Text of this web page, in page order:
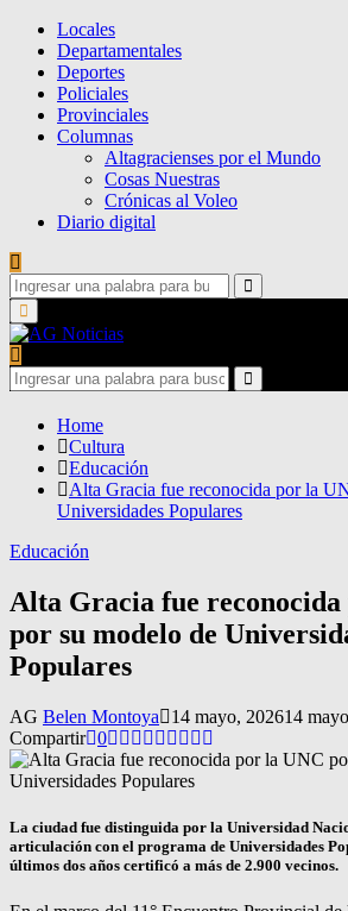
Locales
Departamentales
Deportes
Policiales
Provinciales
Columnas
Altagracienses por el Mundo
Cosas Nuestras
Crónicas al Voleo
Diario digital
Search
for:
Search
Primary
Menu
Search
for:
Search
Home
Cultura
Educación
Alta Gracia fue reconocida por la
Universidades Populares
Educación
Alta Gracia fue
por su modelo de
Populares
AG Belen Montoya 14 mayo, 202614
Compartir 0
La ciudad fue distinguida por la Universidad
articulación con el programa de Universidades
últimos dos años certificó a más de 2.900 vecinos.